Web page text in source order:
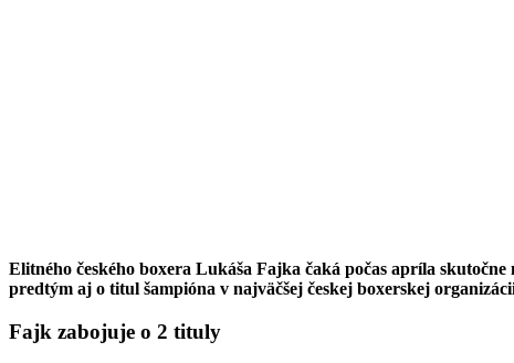
Elitného českého boxera Lukáša Fajka čaká počas apríla
predtým aj o titul šampióna v najväčšej českej boxerskej
Fajk zabojuje o 2 tituly